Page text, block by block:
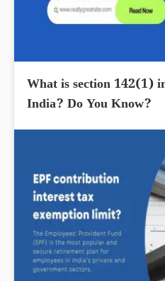
What is section 142(1)
India? Do You Know?